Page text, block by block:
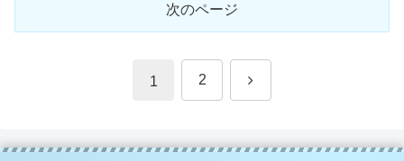
次のページ
1 2 次